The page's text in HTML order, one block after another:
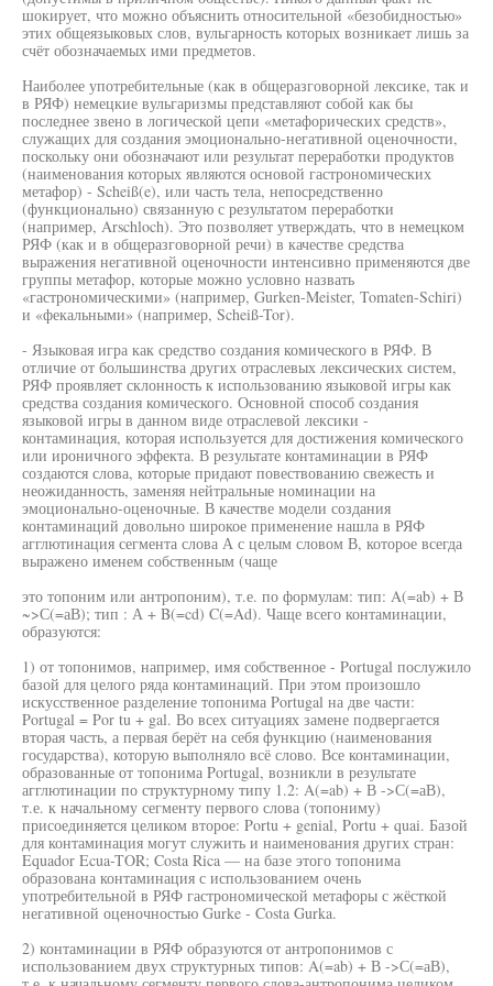
шокирует, что можно объяснить относительной «безобидностью»
этих общеязыковых слов, вульгарность которых возникает лишь за
счёт обозначаемых ими предметов.
Наиболее употребительные (как в общеразговорной лексике, так и
в РЯФ) немецкие вульгаризмы представляют собой как бы
последнее звено в логической цепи «метафорических средств»,
служащих для создания эмоционально-негативной оценочности,
поскольку они обозначают или результат переработки продуктов
(наименования которых являются основой гастрономических
метафор) - Scheiß(e), или часть тела, непосредственно
(функционально) связанную с результатом переработки
(например, Arschloch). Это позволяет утверждать, что в немецком
РЯФ (как и в общеразговорной речи) в качестве средства
выражения негативной оценочности интенсивно применяются две
группы метафор, которые можно условно назвать
«гастрономическими» (например, Gurken-Meister, Tomaten-Schiri)
и «фекальными» (например, Scheiß-Tor).
- Языковая игра как средство создания комического в РЯФ. В
отличие от большинства других отраслевых лексических систем,
РЯФ проявляет склонность к использованию языковой игры как
средства создания комического. Основной способ создания
языковой игры в данном виде отраслевой лексики -
контаминация, которая используется для достижения комического
или ироничного эффекта. В результате контаминации в РЯФ
создаются слова, которые придают повествованию свежесть и
неожиданность, заменяя нейтральные номинации на
эмоционально-оценочные. В качестве модели создания
контаминаций довольно широкое применение нашла в РЯФ
агглютинация сегмента слова А с целым словом В, которое всегда
выражено именем собственным (чаще
это топоним или антропоним), т.е. по формулам: тип: A(=ab) + В
~>С(=аВ); тип : А + B(=cd) C(=Ad). Чаще всего контаминации,
образуются:
1) от топонимов, например, имя собственное - Portugal послужило
базой для целого ряда контаминаций. При этом произошло
искусственное разделение топонима Portugal на две части:
Portugal = Por tu + gal. Во всех ситуациях замене подвергается
вторая часть, а первая берёт на себя функцию (наименования
государства), которую выполняло всё слово. Все контаминации,
образованные от топонима Portugal, возникли в результате
агглютинации по структурному типу 1.2: A(=ab) + В ->С(=аВ),
т.е. к начальному сегменту первого слова (топониму)
присоединяется целиком второе: Portu + genial, Portu + quai. Базой
для контаминация могут служить и наименования других стран:
Equador Ecua-TOR; Costa Rica — на базе этого топонима
образована контаминация с использованием очень
употребительной в РЯФ гастрономической метафоры с жёсткой
негативной оценочностью Gurke - Costa Gurka.
2) контаминации в РЯФ образуются от антропонимов с
использованием двух структурных типов: A(=ab) + В ->С(=аВ),